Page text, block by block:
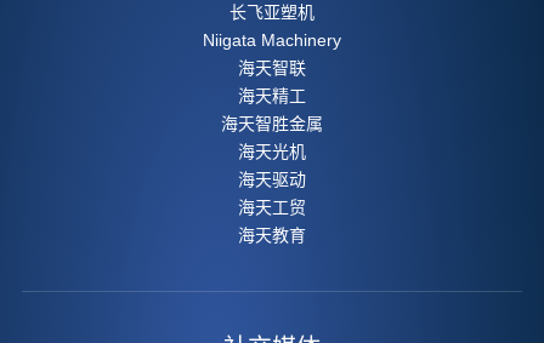
长飞亚塑机
Niigata Machinery
海天智联
海天精工
海天智胜金属
海天光机
海天驱动
海天工贸
海天教育